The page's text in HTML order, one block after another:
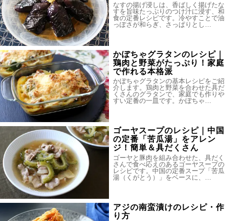
なすの揚げ浸しは、香ばしく揚げたな
すを旨味たっぷりのつけ汁に浸す、和
食の定番レシピです。冷やすことで油
っぽさが和らぎ、さっぱりとし…
かぼちゃグラタンのレシピ｜
鶏肉と野菜がたっぷり！家庭
で作れる本格派
かぼちゃグラタンの基本レシピをご紹
介します。鶏肉と野菜を合わせた具だ
くさんのグラタンで、家庭でも作りや
すい定番の一皿です。かぼちゃ…
ゴーヤスープのレシピ｜中国
の定番「苦瓜湯」をアレン
ジ！簡単＆具だくさん
ゴーヤと豚肉を組み合わせた、具だく
さんで食べ応えのあるゴーヤスープの
レシピです。中国の定番スープ「苦瓜
湯（くがとう）」をベースに、…
アジの南蛮漬けのレシピ・作
り方